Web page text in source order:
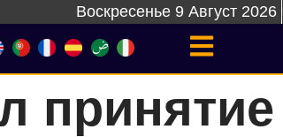
Воскресенье 9 Август 2026
принятие